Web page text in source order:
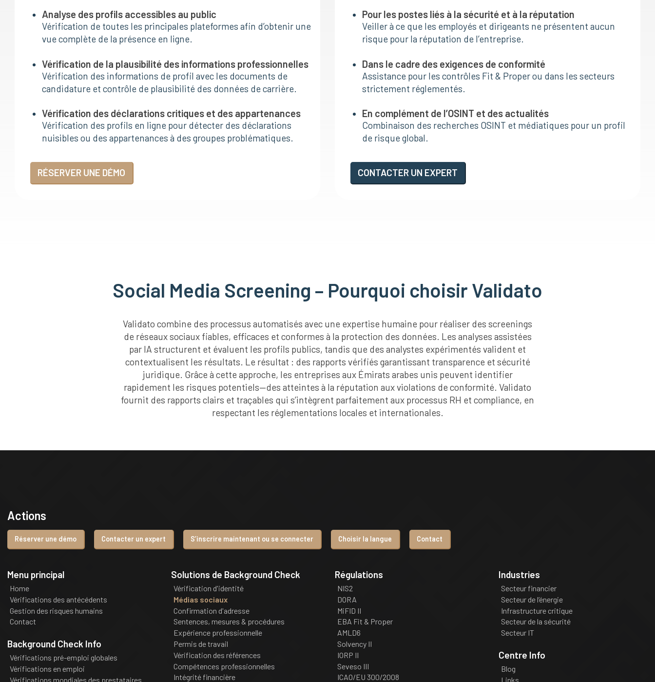
Analyse des profils accessibles au public
Vérification de toutes les principales plateformes afin d’obtenir une
vue complète de la présence en ligne.
Vérification de la plausibilité des informations professionnelles
Vérification des informations de profil avec les documents de
candidature et contrôle de plausibilité des données de carrière.
Vérification des déclarations critiques et des appartenances
Vérification des profils en ligne pour détecter des déclarations
nuisibles ou des appartenances à des groupes problématiques.
RÉSERVER UNE DÉMO
Pour les postes liés à la sécurité et à la réputation
Veiller à ce que les employés et dirigeants ne présentent aucun
risque pour la réputation de l’entreprise.
Dans le cadre des exigences de conformité
Assistance pour les contrôles Fit & Proper ou dans les secteurs
strictement réglementés.
En complément de l’OSINT et des actualités
Combinaison des recherches OSINT et médiatiques pour un profil
de risque global.
CONTACTER UN EXPERT
Social Media Screening – Pourquoi choisir Validato
Validato combine des processus automatisés avec une expertise humaine pour réaliser des screenings
de réseaux sociaux fiables, efficaces et conformes à la protection des données. Les analyses assistées
par IA structurent et évaluent les profils publics, tandis que des analystes expérimentés valident et
contextualisent les résultats. Le résultat : des rapports vérifiés garantissant transparence et sécurité
juridique. Grâce à cette approche, les entreprises aux Émirats arabes unis peuvent identifier
rapidement les risques potentiels—des atteintes à la réputation aux violations de conformité. Validato
fournit des rapports clairs et traçables qui s’intègrent parfaitement aux processus RH et compliance, en
respectant les réglementations locales et internationales.
Actions
Réserver une démo Contacter un expert S’inscrire maintenant ou se connecter Choisir la langue Contact
Menu principal
Home
Vérifications des antécédents
Gestion des risques humains
Contact
Background Check Info
Vérifications pré-emploi globales
Vérifications en emploi
Vérifications mondiales des prestataires
Solutions de Background Check
Vérification d'identité
Médias sociaux
Confirmation d'adresse
Sentences, mesures & procédures
Expérience professionnelle
Permis de travail
Vérification des références
Compétences professionnelles
Intégrité financière
Régulations
NIS2
DORA
MiFID II
EBA Fit & Proper
AMLD6
Solvency II
IORP II
Seveso III
ICAO/EU 300/2008
Industries
Secteur financier
Secteur de l’énergie
Infrastructure critique
Secteur de la sécurité
Secteur IT
Centre Info
Blog
Links